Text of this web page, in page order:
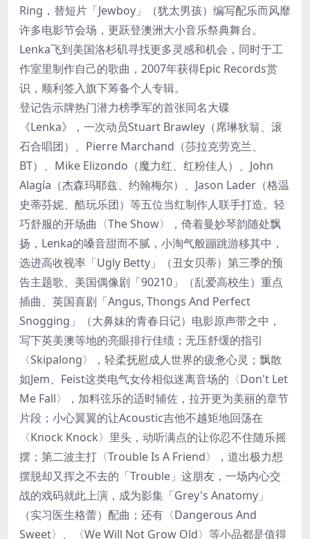
Ring，替短片「Jewboy」（犹太男孩）编写配乐而风靡
许多电影节会场，更跃登澳洲大小音乐祭典舞台。
Lenka飞到美国洛杉矶寻找更多灵感和机会，同时于工
作室里制作自己的歌曲，2007年获得Epic Records赏
识，顺利签入旗下筹备个人专辑。
登记告示牌热门潜力榜季军的首张同名大碟
《Lenka》，一次动员Stuart Brawley（席琳狄翁、滚
石合唱团）、Pierre Marchand（莎拉克劳克兰、
BT）、Mike Elizondo（魔力红、红粉佳人）、John
Alagía（杰森玛耶兹、约翰梅尔）、Jason Lader（格温
史蒂芬妮、酷玩乐团）等五位当红制作人联手打造。轻
巧舒服的开场曲〈The Show〉，倚着曼妙琴韵随处飘
扬，Lenka的嗓音甜而不腻，小淘气般蹦跳游移其中，
选进高收视率「Ugly Betty」（丑女贝蒂）第三季的预
告主题歌、美国偶像剧「90210」（乱爱高校生）重点
插曲、英国喜剧「Angus, Thongs And Perfect
Snogging」（大鼻妹的青春日记）电影原声带之中，
写下英美澳等地的亮眼排行佳绩；无压舒缓的指引
〈Skipalong〉，轻柔抚慰成人世界的疲惫心灵；飘散
如Jem、Feist这类电气女伶相似迷离音场的〈Don't Let
Me Fall〉，加料弦乐的适时辅佐，拉开更为美丽的章节
片段；小心翼翼的让Acoustic吉他不越矩地回荡在
〈Knock Knock〉里头，动听满点的让你忍不住随乐摇
摆；第二波主打〈Trouble Is A Friend〉，道出极力想
摆脱却又挥之不去的「Trouble」这朋友，一场内心交
战的戏码就此上演，成为影集「Grey's Anatomy」
（实习医生格蕾）配曲；还有〈Dangerous And
Sweet〉、〈We Will Not Grow Old〉等小品都是值得